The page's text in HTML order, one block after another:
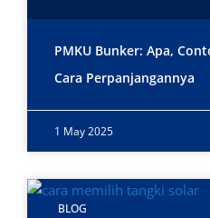
PMKU Bunker: Apa,
Cara Perpanjangannya
1 May 2025
BLOG